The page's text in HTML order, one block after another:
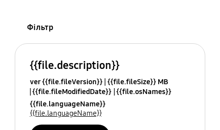
Фільтр
{{file.description}}
ver {{file.fileVersion}} {{file.fileSize}} MB
{{file.fileModifiedDate}} {{file.osNames}}
{{file.languageName}}
{{file.languageName}}